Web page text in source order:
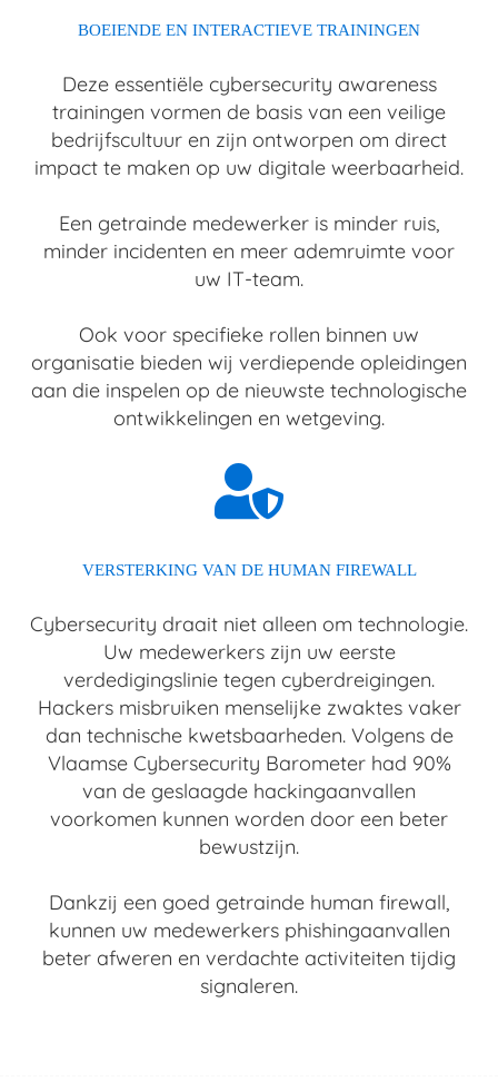
BOEIENDE EN INTERACTIEVE TRAININGEN
Deze essentiële cybersecurity awareness
trainingen vormen de basis van een veilige
bedrijfscultuur en zijn ontworpen om direct
impact te maken op uw digitale weerbaarheid.
Een getrainde medewerker is minder ruis,
minder incidenten en meer ademruimte voor
uw IT-team.
Ook voor specifieke rollen binnen uw
organisatie bieden wij verdiepende opleidingen
aan die inspelen op de nieuwste technologische
ontwikkelingen en wetgeving.
VERSTERKING VAN DE HUMAN FIREWALL
Cybersecurity draait niet alleen om technologie.
Uw medewerkers zijn uw eerste
verdedigingslinie tegen cyberdreigingen.
Hackers misbruiken menselijke zwaktes vaker
dan technische kwetsbaarheden. Volgens de
Vlaamse Cybersecurity Barometer had 90%
van de geslaagde hackingaanvallen
voorkomen kunnen worden door een beter
bewustzijn.
Dankzij een goed getrainde human firewall,
kunnen uw medewerkers phishingaanvallen
beter afweren en verdachte activiteiten tijdig
signaleren.